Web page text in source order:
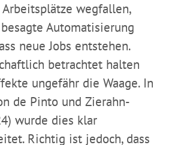
wegfallen,
Automatisierung
neue Jobs entstehen.
betrachtet halten
ungefähr die Waage. In
de Pinto und Zierahn-
wurde dies klar
Richtig ist jedoch, dass